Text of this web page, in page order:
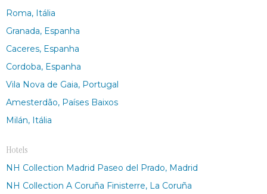
Roma, Itália
Granada, Espanha
Caceres, Espanha
Cordoba, Espanha
Vila Nova de Gaia, Portugal
Amesterdão, Países Baixos
Milán, Itália
Hotels
NH Collection Madrid Paseo del Prado, Madrid
NH Collection A Coruña Finisterre, La Coruña